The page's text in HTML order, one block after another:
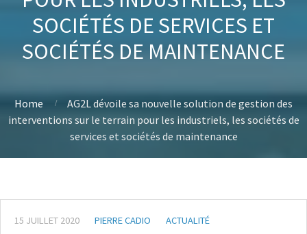
SOCIÉTÉS DE SERVICES ET
SOCIÉTÉS DE MAINTENANCE
Home
AG2L dévoile sa nouvelle solution de gestion des
interventions sur le terrain pour les industriels, les sociétés de
services et sociétés de maintenance
15 JUILLET 2020 PIERRE CADIO ACTUALITÉ